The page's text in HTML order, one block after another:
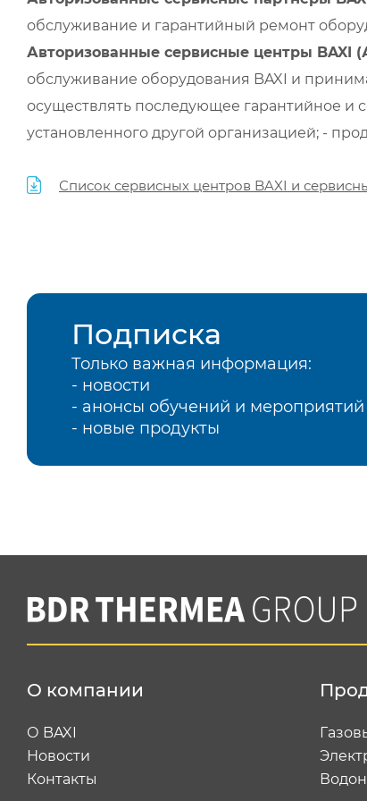
обслуживание и гарантийный ремонт
Авторизованные сервисные центры BAXI
обслуживание оборудования BAXI и
осуществлять последующее гарантийное и
установленного другой организацией; -
Список сервисных центров BAXI и
Подписка
Только важная информация:
- новости
- анонсы обучений и мероприятий
- новые продукты
О компании
О BAXI
Новости
Контакты